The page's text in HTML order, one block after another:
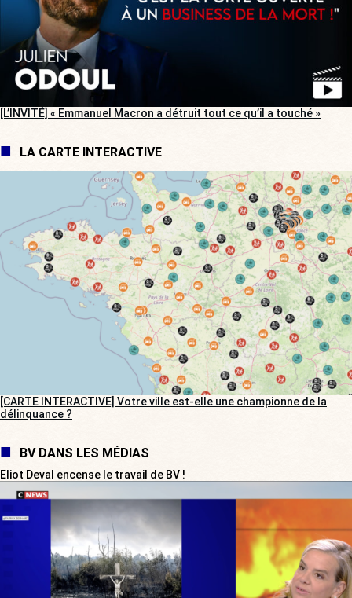
[L’INVITÉ] « Emmanuel Macron a détruit tout ce qu’il a touché »
LA CARTE INTERACTIVE
[CARTE INTERACTIVE] Votre ville est-elle une championne de la
délinquance ?
BV DANS LES MÉDIAS
Eliot Deval encense le travail de BV !